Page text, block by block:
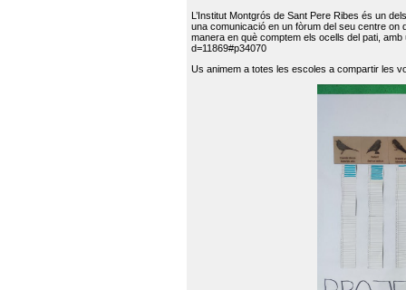
L’Institut Montgrós de Sant Pere Ribes és un
una comunicació en un fòrum del seu centre on
manera en què comptem els ocells del pati,
d=11869#p34070
Us animem a totes les escoles a compartir les